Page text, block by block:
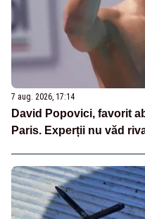
7 aug. 2026, 17:14
David Popovici, favorit
Paris. Experții nu văd